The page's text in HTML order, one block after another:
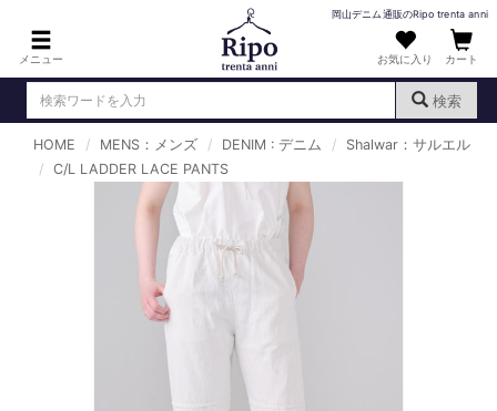
メニュー
岡山デニム通販のRipo trenta anni
お気に入り カート
検索
ログイン （新規会員登録）
MENS : メンズ
DENIM : デニム
PANTS : パンツ
TOPS : トップス
T-SHIRT : Tシャツ
HOME MENS：メンズ DENIM : デニム
Shalwar：サルエル
C/L LADDER LACE PANTS